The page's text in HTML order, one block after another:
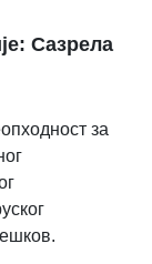
Сазрела
за